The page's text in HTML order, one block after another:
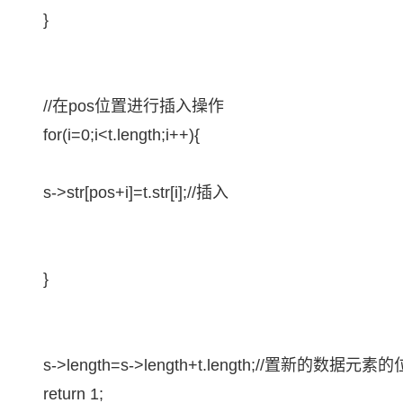
}
//在pos位置进行插入操作
for(i=0;i<t.length;i++){
s->str[pos+i]=t.str[i];//插入
}
s->length=s->length+t.length;//置新的数据元素的
return 1;